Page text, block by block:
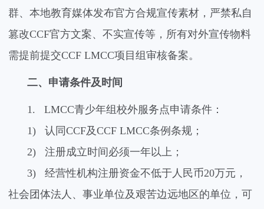
群、本地教育媒体发布官方合规宣传素材，严禁私自
篡改CCF官方文案、不实宣传等，所有对外宣传物料
需提前提交CCF LMCC项目组审核备案。
二、申请条件及时间
1. LMCC青少年组校外服务点申请条件：
1)
认同CCF及CCF LMCC条例条规；
2)
注册成立时间必须一年以上；
3)
经营性机构注册资金不低于人民币20万元，
社会团体法人、事业单位及艰苦边远地区的单位，可